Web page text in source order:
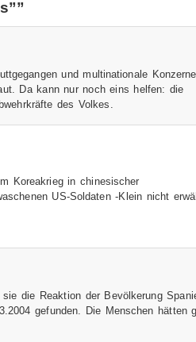
und multinationale
Da kann nur noch eins helfen: die
des Volkes.
Koreakrieg in chinesischer
US-Soldaten -Klein nicht
sie die Reaktion der Bevölkerung
gefunden. Die Menschen hätten